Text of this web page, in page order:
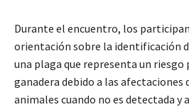
Durante el encuentro, los
orientación sobre la identificación
una plaga que representa un riesgo
ganadera debido a las afectaciones
animales cuando no es detectada y